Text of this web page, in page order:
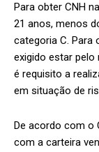
Para obter CNH
21 anos, menos
categoria C. Para
exigido estar pelo
é requisito a
em situação de
De acordo com o
com a carteira